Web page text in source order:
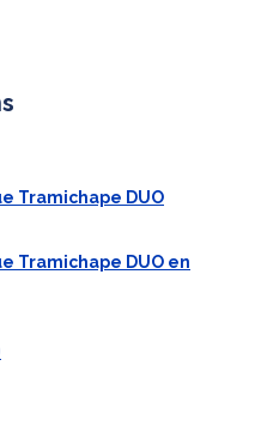
Tramichape DUO
Tramichape DUO en